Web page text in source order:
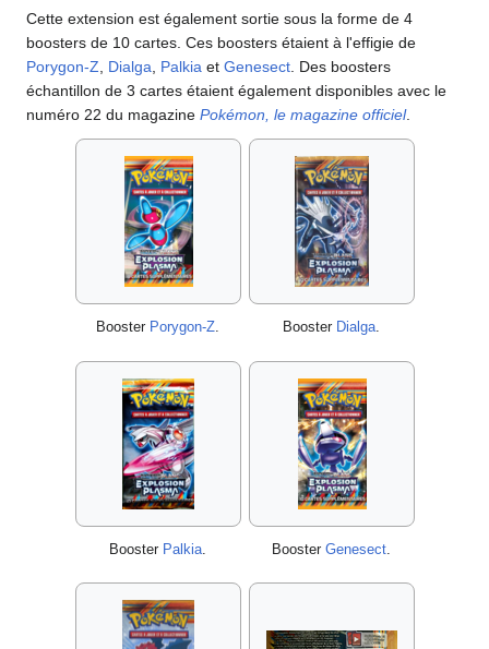
Cette extension est également sortie sous la forme de 4
boosters de 10 cartes. Ces boosters étaient à l'effigie de
Porygon-Z, Dialga, Palkia et Genesect. Des boosters
échantillon de 3 cartes étaient également disponibles avec le
numéro 22 du magazine Pokémon, le magazine officiel.
Booster Porygon-Z. Booster Dialga.
Booster Palkia Booster Genesect